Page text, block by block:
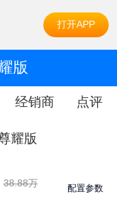
打开APP
版
经销商 点评
耀版
38.88万 配置参数